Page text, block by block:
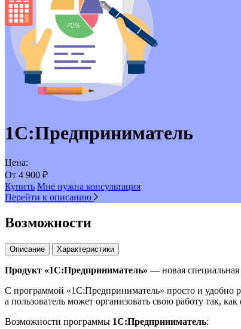
1С:Предприниматель
Цена:
От 4 900 ₽
Купить Мне нужна консультация
Перейти к описанию
Возможности
Описание Характеристики
Продукт «1С:Предприниматель» — новая специальная
С программой «1С:Предприниматель» просто и удобно
а пользователь может организовать свою работу так,
Возможности программы 1С:Предприниматель: